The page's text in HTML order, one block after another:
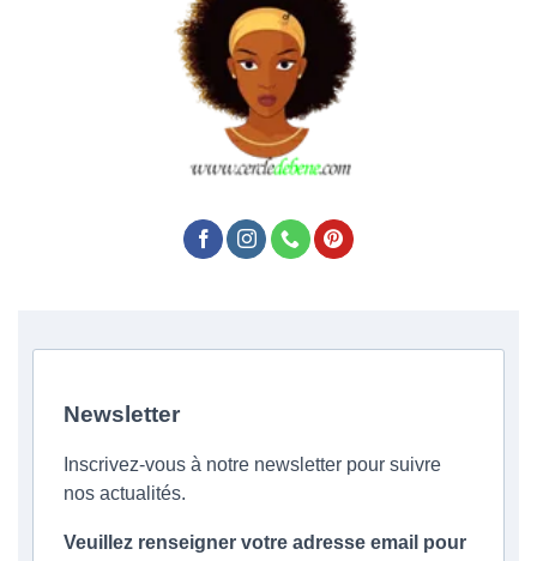
Newsletter
Inscrivez-vous à notre newsletter pour suivre
nos actualités.
Veuillez renseigner votre adresse email pour